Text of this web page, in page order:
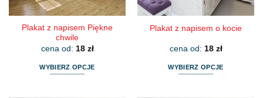
produktu
produktu
Plakat z napisem Piękne
chwile
cena od: 18 zł
WYBIERZ OPCJE
Plakat z napisem o kocie
cena od: 18 zł
WYBIERZ OPCJE